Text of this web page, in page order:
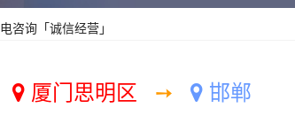
咨询「诚信经营」
厦门思明区 ➙ 邯郸